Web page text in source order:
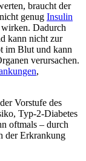
braucht der
genug Insulin
Dadurch
kann nicht zur
im Blut und kann
verursachen.
,
Vorstufe des
Typ-2-Diabetes
oftmals – durch
der Erkrankung